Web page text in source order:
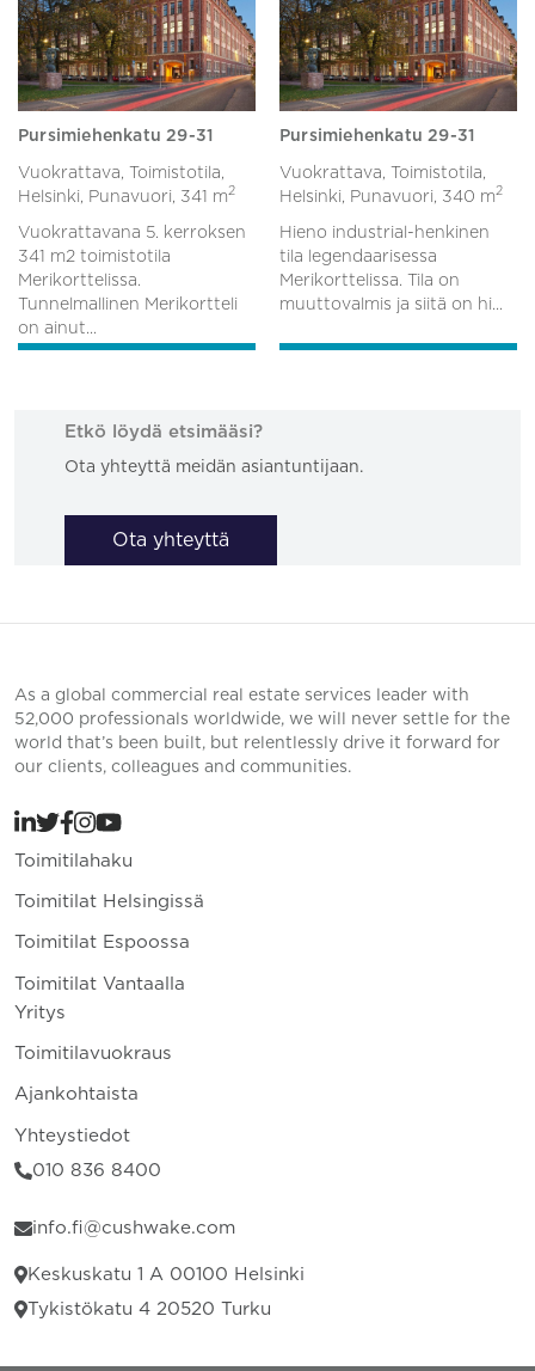
Pursimiehenkatu 29-31
Vuokrattava, Toimistotila,
Helsinki, Punavuori, 341 m2
Vuokrattavana 5. kerroksen
341 m2 toimistotila
Merikorttelissa.
Tunnelmallinen Merikortteli
on ainut...
Pursimiehenkatu 29-31
Vuokrattava, Toimistotila,
Helsinki, Punavuori, 340 m2
Hieno industrial-henkinen
tila legendaarisessa
Merikorttelissa. Tila on
muuttovalmis ja siitä on hi...
Etkö löydä etsimääsi?
Ota yhteyttä meidän asiantuntijaan.
Ota yhteyttä
As a global commercial real estate services leader with
52,000 professionals worldwide, we will never settle for the
world that’s been built, but relentlessly drive it forward for
our clients, colleagues and communities.
Toimitilahaku
Toimitilat Helsingissä
Toimitilat Espoossa
Toimitilat Vantaalla
Yritys
Toimitilavuokraus
Ajankohtaista
Yhteystiedot
010 836 8400
info.fi@cushwake.com
Keskuskatu 1 A 00100 Helsinki
Tykistökatu 4 20520 Turku